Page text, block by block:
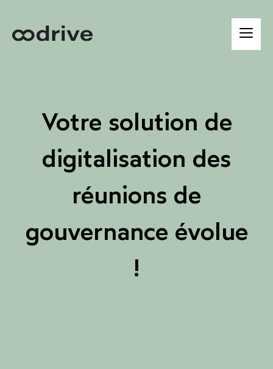
Votre solution de
digitalisation des
réunions de
gouvernance évolue
!